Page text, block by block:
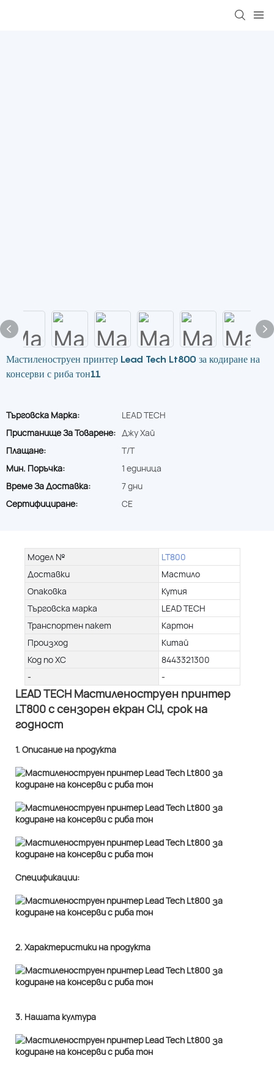
Мастиленоструен принтер Lead Tech Lt800 за кодиране на
консерви с риба тон11
Търговска Марка:
LEAD TECH
Пристанище За Товарене: Джу Хай
Плащане:
T/T
Мин. Поръчка:
1 единица
Време За Доставка:
7 дни
Сертифициране:
CE
Модел №
LT800
Доставки
Мастило
Опаковка
Кутия
Търговска марка
LEAD TECH
Транспортен пакет
Картон
Произход
Китай
Код по ХС
8443321300
-
-
LEAD TECH Мастиленоструен принтер
LT800 с сензорен екран CIJ, срок на
годност
1. Описание на продукта
Спецификации:
2. Характеристики на продукта
3. Нашата култура